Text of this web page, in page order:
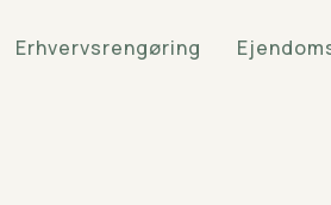
Erhvervsrengøring